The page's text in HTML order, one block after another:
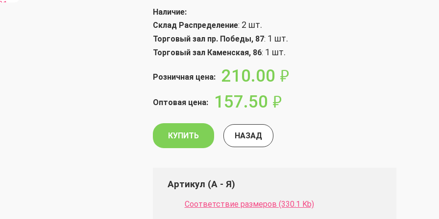
Наличие:
Склад Распределение: 2 шт.
Торговый зал пр. Победы, 87: 1 шт.
Торговый зал Каменская, 86: 1 шт.
Розничная цена: 210.00 руб.
Оптовая цена: 157.50 руб.
КУПИТЬ НАЗАД
Артикул (А - Я)
Соответствие размеров (330.1 Kb)